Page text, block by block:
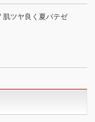
肌ツヤ良く夏バテゼ